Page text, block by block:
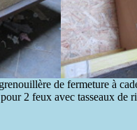
de fermeture à
2 feux avec tasseaux de